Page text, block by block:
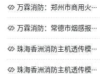
万霖消防：郑州市商用火···
万霖消防：常德市烟感报···
珠海香洲消防主机透传模···
珠海香洲消防主机透传模···